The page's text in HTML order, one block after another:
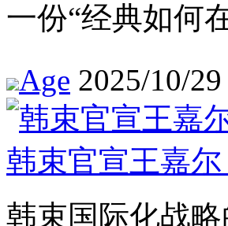
一份“经典如何
Age 2025/10/29
韩束官宣王嘉
韩束国际化战